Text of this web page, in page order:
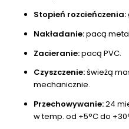
Stopień rozcieńczenia:
Nakładanie:pacą
Zacieranie:pacą PVC.
Czyszczenie:świeżą
mechanicznie.
Przechowywanie:24
w temp. od +5°C do